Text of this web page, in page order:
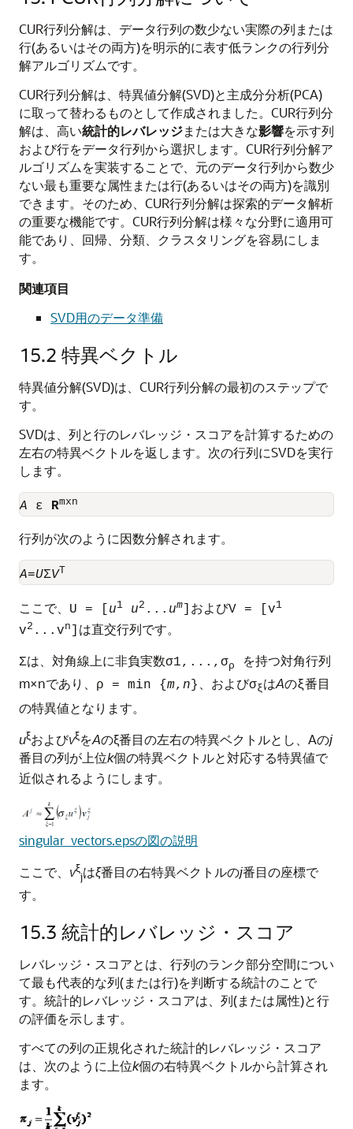
CUR行列分解は、データ行列の数少ない実際の列または
行(あるいはその両方)を明示的に表す低ランクの行列分
解アルゴリズムです。
CUR行列分解は、特異値分解(SVD)と主成分分析(PCA)
に取って替わるものとして作成されました。CUR行列分
解は、高い統計的レバレッジまたは大きな影響を示す列
および行をデータ行列から選択します。CUR行列分解ア
ルゴリズムを実装することで、元のデータ行列から数少
ない最も重要な属性または行(あるいはその両方)を識別
できます。そのため、CUR行列分解は探索的データ解析
の重要な機能です。CUR行列分解は様々な分野に適用可
能であり、回帰、分類、クラスタリングを容易にしま
す。
関連項目
SVD用のデータ準備
15.2 特異ベクトル
特異値分解(SVD)は、CUR行列分解の最初のステップで
す。
SVDは、列と行のレバレッジ・スコアを計算するための
左右の特異ベクトルを返します。次の行列にSVDを実行
します。
A ε Rmxn
行列が次のように因数分解されます。
A=UΣVT
ここで、 U = [ u1 u2 ... um およびV = [v1
v2 ...vn は直交行列です。
Σは、対角線上に非負実数σ1,...,σρ
を持つ対角行列
m×nであり、
ρ = min {m, n } 、およびσξはAのξ番目
の特異値となります。
uξおよびvξをAのξ番目の左右の特異ベクトルとし、Aのj
番目の列が上位k個の特異ベクトルと対応する特異値で
近似されるようにします。
singular_vectors.epsの図の説明
ここで、 vξ
jはξ番目の右特異ベクトルのj番目の座標で
す。
15.3 統計的レバレッジ・スコア
レバレッジ・スコアとは、行列のランク部分空間につい
て最も代表的な列(または行)を判断する統計のことで
す。統計的レバレッジ・スコアは、列(または属性)と行
の評価を示します。
すべての列の正規化された統計的レバレッジ・スコア
は、次のように上位k個の右特異ベクトルから計算され
ます。